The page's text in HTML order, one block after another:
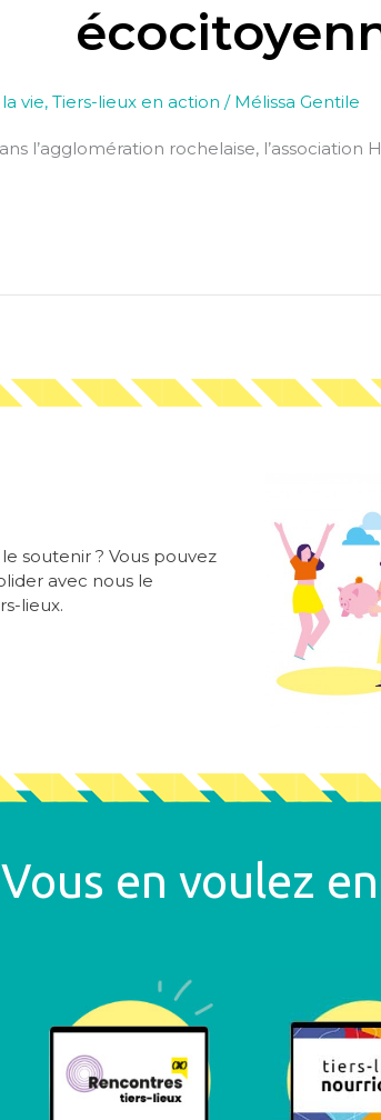
vie, Tiers-lieux en action / Mélissa Gentile
l’agglomération rochelaise,
soutenir ? Vous pouvez
avec nous le
lieux.
Vous en voulez